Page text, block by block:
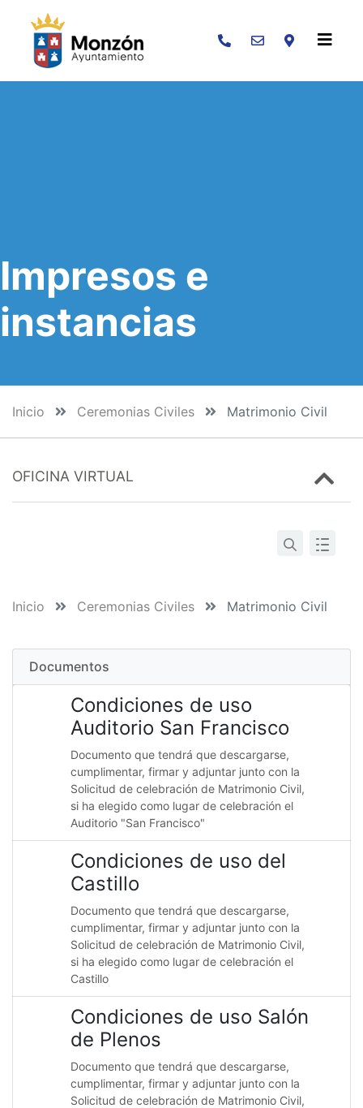
Buscar
Impresos e
instancias
Inicio Ceremonias Civiles Matrimonio Civil
OFICINA VIRTUAL
Inicio Ceremonias Civiles Matrimonio Civil
Documentos
Condiciones de uso
Auditorio San Francisco
Documento que tendrá que descargarse,
cumplimentar, firmar y adjuntar junto con la
Solicitud de celebración de Matrimonio Civil,
si ha elegido como lugar de celebración el
Auditorio "San Francisco"
Condiciones de uso del
Castillo
Documento que tendrá que descargarse,
cumplimentar, firmar y adjuntar junto con la
Solicitud de celebración de Matrimonio Civil,
si ha elegido como lugar de celebración el
Castillo
Condiciones de uso Salón
de Plenos
Documento que tendrá que descargarse,
cumplimentar, firmar y adjuntar junto con la
Solicitud de celebración de Matrimonio Civil,